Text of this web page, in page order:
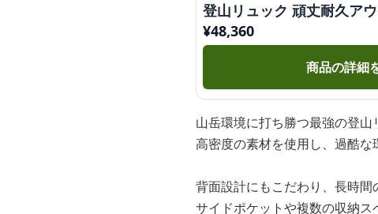
登山リュック 頑丈耐久ア
¥48,360
商品の詳細
山岳環境に打ち勝つ最強の登山
高密度の素材を使用し、過酷な
背面設計にもこだわり、長時間
サイドポケットや複数の収納